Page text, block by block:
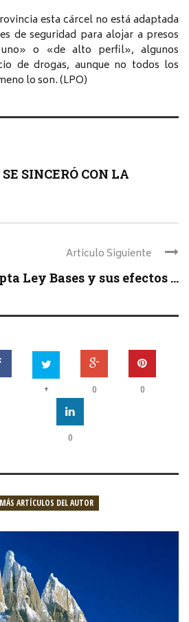
esta cárcel no está adaptada
de seguridad para alojar a presos
o «de alto perfil», algunos
de drogas, aunque no todos los
lo son. (LPO)
SINCERÓ CON LA
Articulo Siguiente
Ley Bases y sus efectos ...
+ 0 0
0
MÁS ARTÍCULOS DEL AUTOR